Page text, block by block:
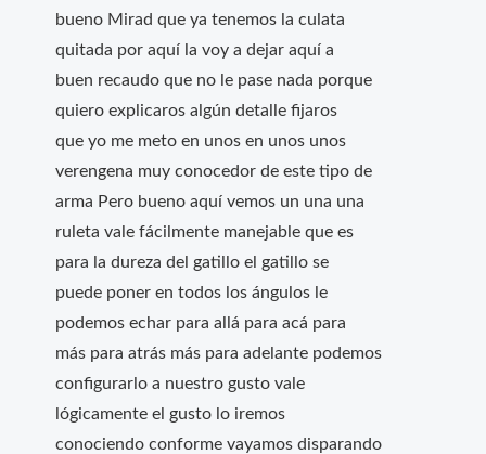
bueno Mirad que ya tenemos la culata
quitada por aquí la voy a dejar aquí a
buen recaudo que no le pase nada porque
quiero explicaros algún detalle fijaros
que yo me meto en unos en unos unos
verengena muy conocedor de este tipo de
arma Pero bueno aquí vemos un una una
ruleta vale fácilmente manejable que es
para la dureza del gatillo el gatillo se
puede poner en todos los ángulos le
podemos echar para allá para acá para
más para atrás más para adelante podemos
configurarlo a nuestro gusto vale
lógicamente el gusto lo iremos
conociendo conforme vayamos disparando